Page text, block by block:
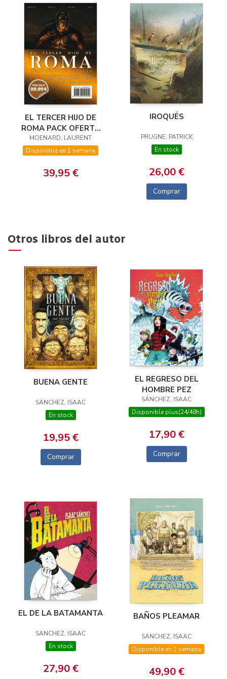
EL TERCER HIJO DE
ROMA PACK OFERTA
COLECCION
COMPLETA
MOENARD, LAURENT
Disponible en 1 semana
39,95 €
IROQUÉS
PRUGNE, PATRICK
En stock
26,00 €
Comprar
Otros libros del autor
BUENA GENTE
SÁNCHEZ, ISAAC
En stock
19,95 €
Comprar
EL REGRESO DEL
HOMBRE PEZ
SÁNCHEZ, ISAAC
Disponible plus(24/48h)
17,90 €
Comprar
EL DE LA BATAMANTA
SANCHEZ, ISAAC
En stock
27,90 €
BAÑOS PLEAMAR
SÁNCHEZ, ISAAC
Disponible en 1 semana
49,90 €